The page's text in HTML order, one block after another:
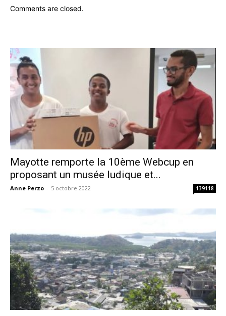
Comments are closed.
Mayotte remporte la 10ème Webcup en
proposant un musée ludique et...
Anne Perzo - 5 octobre 2022 139118